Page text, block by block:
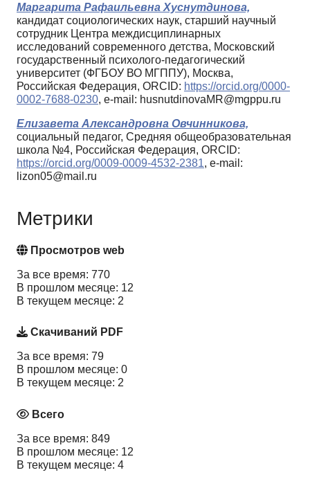
Маргарита Рафаильевна Хуснутдинова,
кандидат социологических наук, старший научный
сотрудник Центра междисциплинарных
исследований современного детства, Московский
государственный психолого-педагогический
университет (ФГБОУ ВО МГППУ), Москва,
Российская Федерация, ORCID: https://orcid.org/0000-
0002-7688-0230, e-mail: husnutdinovaMR@mgppu.ru
Елизавета Александровна Овчинникова,
социальный педагог, Средняя общеобразовательная
школа №4, Российская Федерация, ORCID:
https://orcid.org/0009-0009-4532-2381, e-mail:
lizon05@mail.ru
Метрики
Просмотров web
За все время: 770
В прошлом месяце: 12
В текущем месяце: 2
Скачиваний PDF
За все время: 79
В прошлом месяце: 0
В текущем месяце: 2
Всего
За все время: 849
В прошлом месяце: 12
В текущем месяце: 4